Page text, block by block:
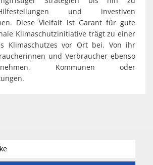
und investiven
Diese Vielfalt ist Garant für gute
Klimaschutzinitiative trägt zu einer
Klimaschutzes vor Ort bei. Von ihr
und Verbraucher ebenso
Kommunen oder